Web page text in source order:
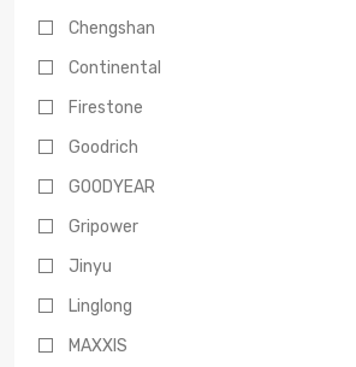
Chengshan
Continental
Firestone
Goodrich
GOODYEAR
Gripower
Jinyu
Linglong
MAXXIS